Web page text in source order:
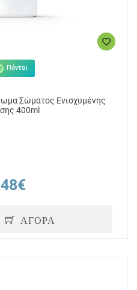
Πόντοι
Σώματος Ενισχυμένης
400ml
ΑΓΟΡΑ